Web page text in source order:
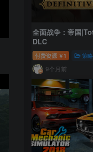
全面战争：帝国
DLC
付费资源 ￥ 1 策略
9个月前